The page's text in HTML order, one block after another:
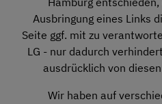
Ausbringung eines Links
Seite ggf. mit zu
LG - nur dadurch
ausdrücklich von
Wir haben auf